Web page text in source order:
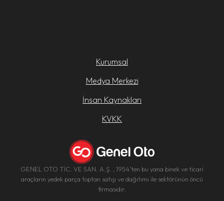
Kurumsal
Medya Merkezi
İnsan Kaynakları
KVKK
GENEL OTO TİC. VE SAN. A.Ş. , 1954’ten bu yana binek ve ticari
araçların yedek parça toptan satışı ve dağıtımı ile sektörünün öncü
firmasıdır.